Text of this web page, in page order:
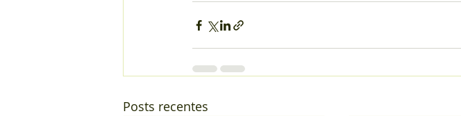
Posts recentes